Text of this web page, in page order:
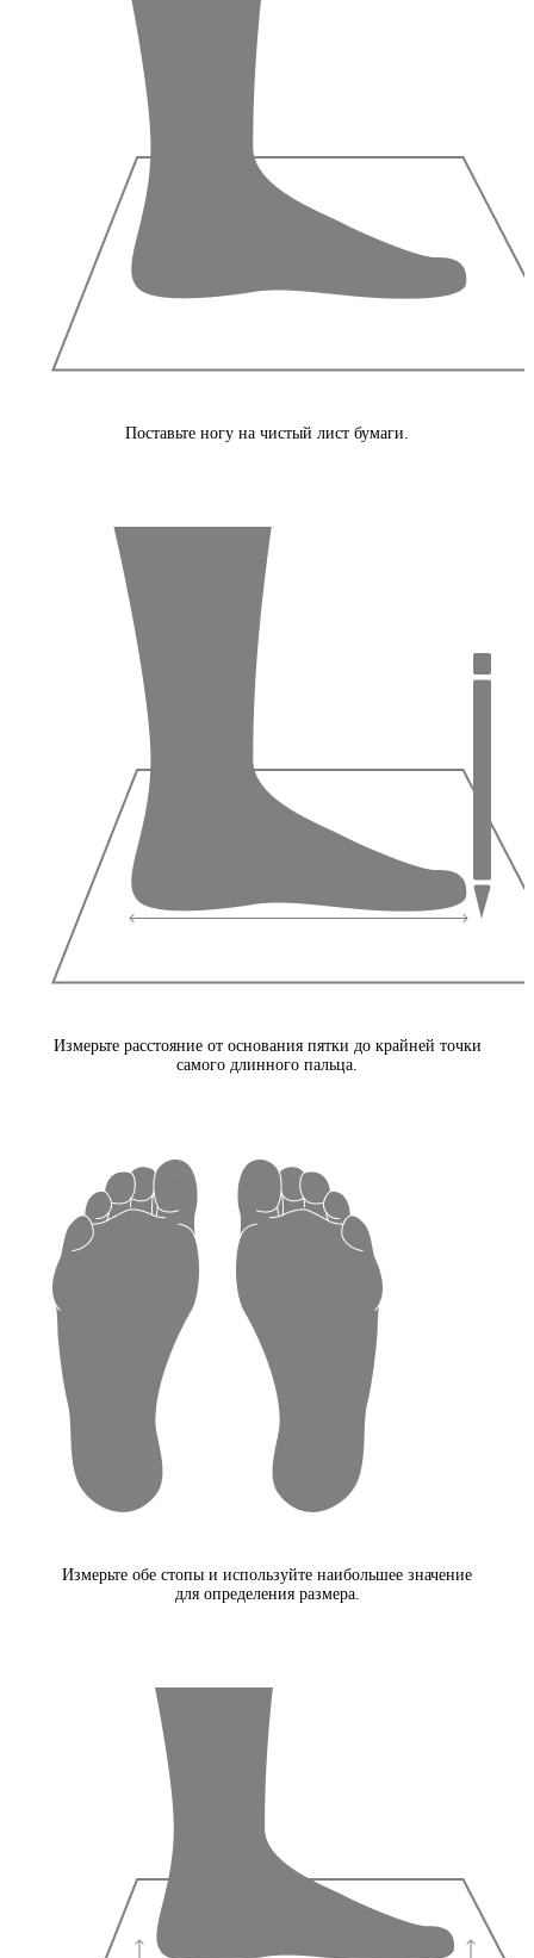
Поставьте ногу на чистый лист бумаги.
Измерьте расстояние от основания пятки до крайней точки
самого длинного пальца.
Измерьте обе стопы и используйте наибольшее значение
для определения размера.